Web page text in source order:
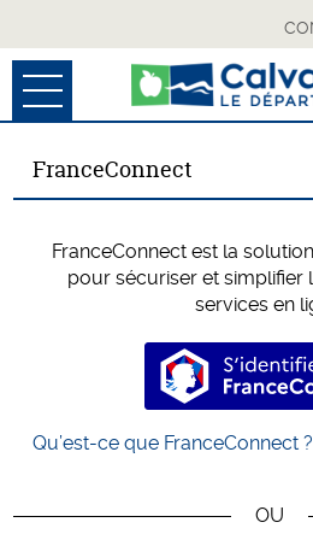
Ouvrir le menu
SUIVI DE MES DÉMARCHES
MON COMPTE
ESPACE COLLECTIVITÉS
FranceConnect
FranceConnect est la
pour sécuriser et simplifier
services en
Qu’est-ce que FranceConnect ?